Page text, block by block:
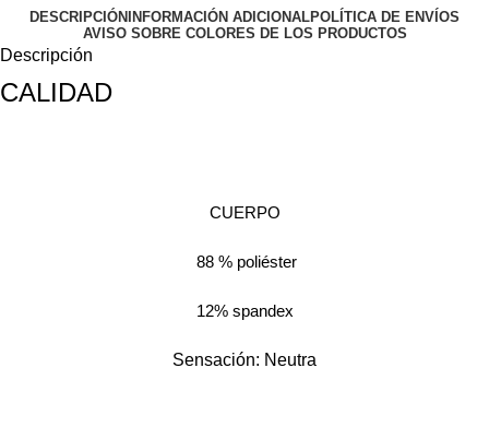
DESCRIPCIÓN INFORMACIÓN ADICIONALPOLÍTICA DE ENVÍOS
AVISO SOBRE COLORES DE LOS PRODUCTOS
Descripción
CALIDAD
CUERPO
88 % poliéster
12% spandex
Sensación: Neutra